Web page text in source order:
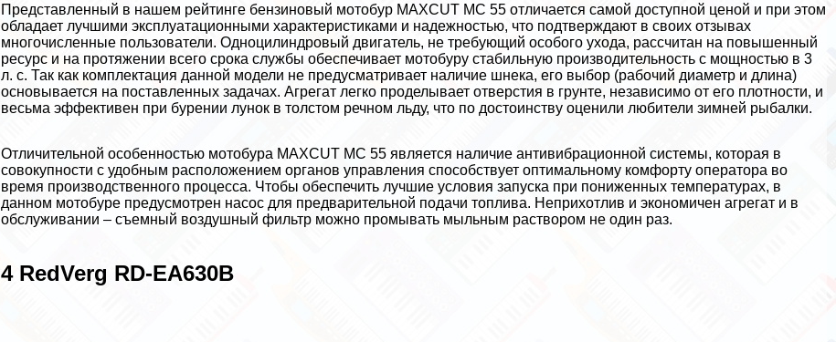
Представленный в нашем рейтинге бензиновый мотобур MAXCUT MC 55 отличается самой доступной ценой и при этом
обладает лучшими эксплуатационными хаpaктеристиками и надежностью, что подтверждают в своих отзывах
многочисленные пользователи. Одноцилиндровый двигатель, не требующий особого ухода, рассчитан на повышенный
ресурс и на протяжении всего срока службы обеспечивает мотобуру стабильную производительность с мощностью в 3
л. с. Так как комплектация данной модели не предусматривает наличие шнека, его выбор (рабочий диаметр и длина)
основывается на поставленных задачах. Агрегат легко проделывает отверстия в грунте, независимо от его плотности, и
весьма эффективен при бурении лунок в толстом речном льду, что по достоинству оценили любители зимней рыбалки.
Отличительной особенностью мотобура MAXCUT MC 55 является наличие антивибрационной системы, которая в
совокупности с удобным расположением органов управления способствует оптимальному комфорту оператора во
время производственного процесса. Чтобы обеспечить лучшие условия запуска при пониженных температурах, в
данном мотобуре предусмотрен насос для предварительной подачи топлива. Неприхотлив и экономичен агрегат и в
обслуживании – съемный воздушный фильтр можно промывать мыльным раствором не один раз.
4 RedVerg RD-EA630B